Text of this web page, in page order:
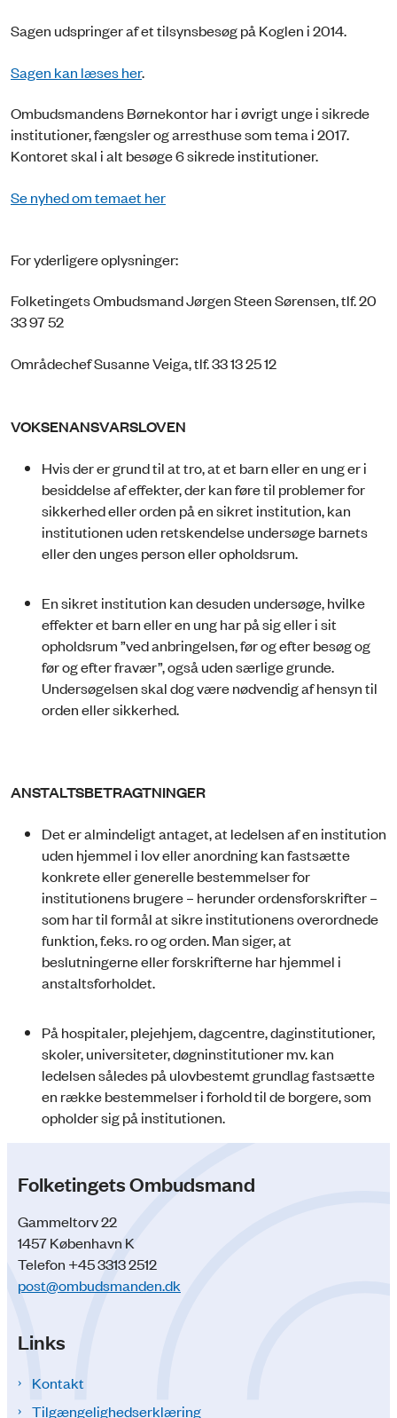
Sagen udspringer af et tilsynsbesøg på Koglen i 2014.
Sagen kan læses her.
Ombudsmandens Børnekontor har i øvrigt unge i sikrede
institutioner, fængsler og arresthuse som tema i 2017.
Kontoret skal i alt besøge 6 sikrede institutioner.
Se nyhed om temaet her
For yderligere oplysninger:
Folketingets Ombudsmand Jørgen Steen Sørensen, tlf. 20
33 97 52
Områdechef Susanne Veiga, tlf. 33 13 25 12
VOKSENANSVARSLOVEN
Hvis der er grund til at tro, at et barn eller en ung er i
besiddelse af effekter, der kan føre til problemer for
sikkerhed eller orden på en sikret institution, kan
institutionen uden retskendelse undersøge barnets
eller den unges person eller opholdsrum.
En sikret institution kan desuden undersøge, hvilke
effekter et barn eller en ung har på sig eller i sit
opholdsrum ”ved anbringelsen, før og efter besøg og
før og efter fravær”, også uden særlige grunde.
Undersøgelsen skal dog være nødvendig af hensyn til
orden eller sikkerhed.
ANSTALTSBETRAGTNINGER
Det er almindeligt antaget, at ledelsen af en institution
uden hjemmel i lov eller anordning kan fastsætte
konkrete eller generelle bestemmelser for
institutionens brugere – herunder ordensforskrifter –
som har til formål at sikre institutionens overordnede
funktion, f.eks. ro og orden. Man siger, at
beslutningerne eller forskrifterne har hjemmel i
anstaltsforholdet.
På hospitaler, plejehjem, dagcentre, daginstitutioner,
skoler, universiteter, døgninstitutioner mv. kan
ledelsen således på ulovbestemt grundlag fastsætte
en række bestemmelser i forhold til de borgere, som
opholder sig på institutionen.
Folketingets Ombudsmand
Gammeltorv 22
1457 København K
Telefon +45 3313 2512
post@ombudsmanden.dk
Links
Kontakt
Tilgængelighedserklæring